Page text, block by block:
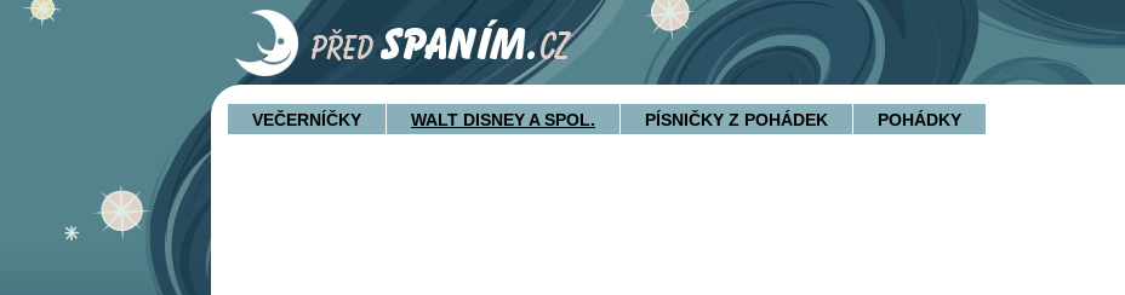
VEČERNÍČKY WALT DISNEY A SPOL. PÍSNIČKY Z POHÁDEK POHÁDKY